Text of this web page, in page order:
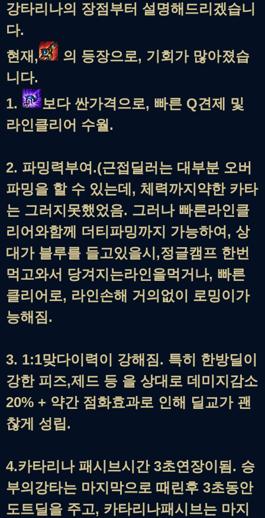
강타리나의 장점부터 설명해드리겠습니
다.
현재,
의 등장으로, 기회가 많아졌습
니다.
1.
보다 싼가격으로, 빠른 Q견제 및
라인클리어 수월.
2. 파밍력부여.(근접딜러는 대부분 오버
파밍을 할 수 있는데, 체력까지약한 카타
는 그러지못했었음. 그러나 빠른라인클
리어와함께 더티파밍까지 가능하여, 상
대가 블루를 들고있을시,정글캠프 한번
먹고와서 당겨지는라인을먹거나, 빠른
클리어로, 라인손해 거의없이 로밍이가
능해짐.
3. 1:1맞다이력이 강해짐. 특히 한방딜이
강한 피즈,제드 등 을 상대로 데미지감소
20% + 약간 점화효과로 인해 딜교가 괜
찮게 성립.
4.카타리나 패시브시간 3초연장이됨. 승
부의강타는 마지막으로 때린후 3초동안
도트딜을 주고, 카타리나패시브는 마지